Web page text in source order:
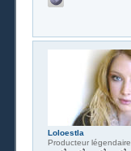
Loloestla
Producteur légendaire